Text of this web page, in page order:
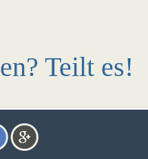
Teilt es!